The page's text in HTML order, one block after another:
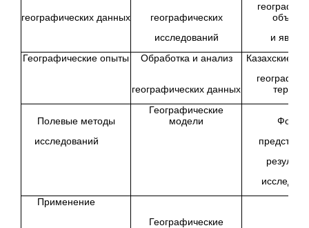
географических данных географических
исследований
и
Географические опыты
Обработка и анализ Казахские
географических данных
Полевые методы
Географические
модели
Формы
исследований
Применение
Географические